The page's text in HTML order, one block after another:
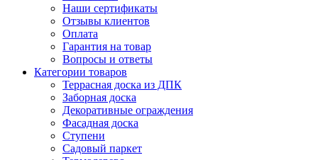
Наши сертификаты
Отзывы клиентов
Оплата
Гарантия на товар
Вопросы и ответы
Категории товаров
Террасная доска из ДПК
Заборная доска
Декоративные ограждения
Фасадная доска
Ступени
Садовый паркет